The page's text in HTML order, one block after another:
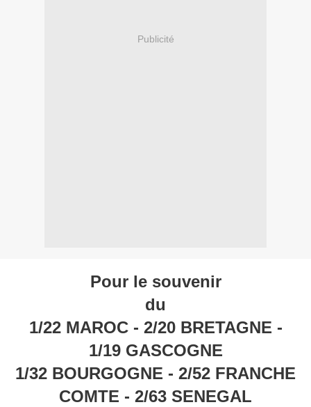
Publicité
Pour le souvenir
du
1/22 MAROC - 2/20 BRETAGNE -
1/19 GASCOGNE
1/32 BOURGOGNE - 2/52 FRANCHE
COMTE - 2/63 SENEGAL